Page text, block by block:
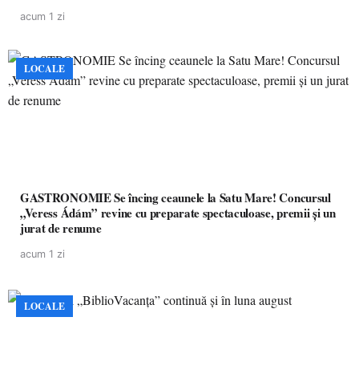
acum 1 zi
LOCALE
GASTRONOMIE Se încing ceaunele la Satu Mare! Concursul
„Veress Ádám” revine cu preparate spectaculoase, premii și un
jurat de renume
acum 1 zi
LOCALE